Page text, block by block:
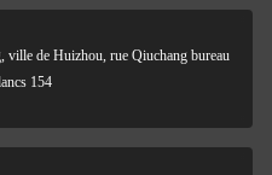
ville de Huizhou, rue Qiuchang bureau
154